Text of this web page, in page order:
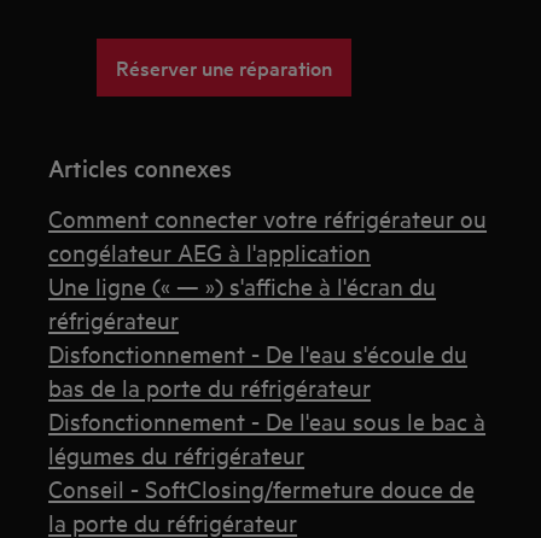
Réserver une réparation
Articles connexes
Comment connecter votre réfrigérateur ou
congélateur AEG à l'application
Une ligne (« — ») s'affiche à l'écran du
réfrigérateur
Disfonctionnement - De l'eau s'écoule du
bas de la porte du réfrigérateur
Disfonctionnement - De l'eau sous le bac à
légumes du réfrigérateur
Conseil - SoftClosing/fermeture douce de
la porte du réfrigérateur